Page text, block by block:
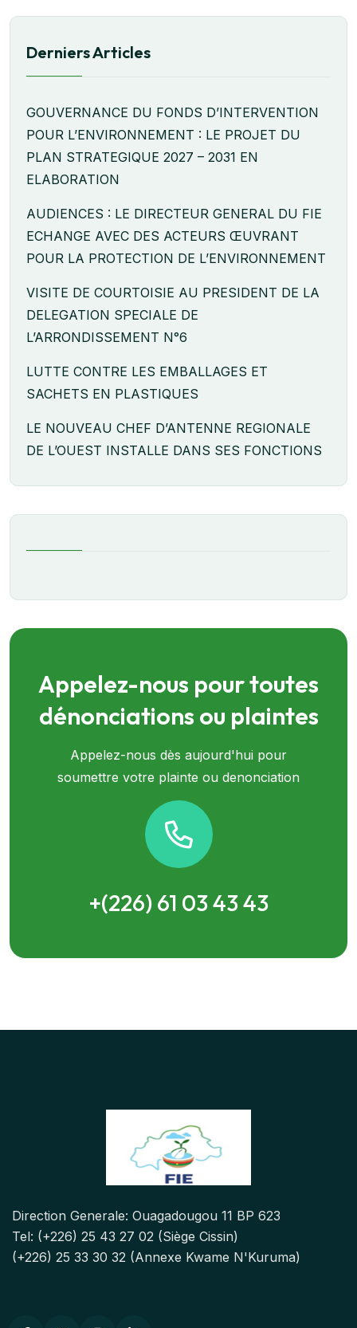
Derniers Articles
GOUVERNANCE DU FONDS D’INTERVENTION
POUR L’ENVIRONNEMENT : LE PROJET DU
PLAN STRATEGIQUE 2027 – 2031 EN
ELABORATION
AUDIENCES : LE DIRECTEUR GENERAL DU FIE
ECHANGE AVEC DES ACTEURS ŒUVRANT
POUR LA PROTECTION DE L’ENVIRONNEMENT
VISITE DE COURTOISIE AU PRESIDENT DE LA
DELEGATION SPECIALE DE
L’ARRONDISSEMENT N°6
LUTTE CONTRE LES EMBALLAGES ET
SACHETS EN PLASTIQUES
LE NOUVEAU CHEF D’ANTENNE REGIONALE
DE L’OUEST INSTALLE DANS SES FONCTIONS
Appelez-nous pour toutes
dénonciations ou plaintes
Appelez-nous dès aujourd'hui pour
soumettre votre plainte ou denonciation
+(226) 61 03 43 43
Direction Generale: Ouagadougou 11 BP 623
Tel: (+226) 25 43 27 02 (Siège Cissin)
(+226) 25 33 30 32 (Annexe Kwame N'Kuruma)